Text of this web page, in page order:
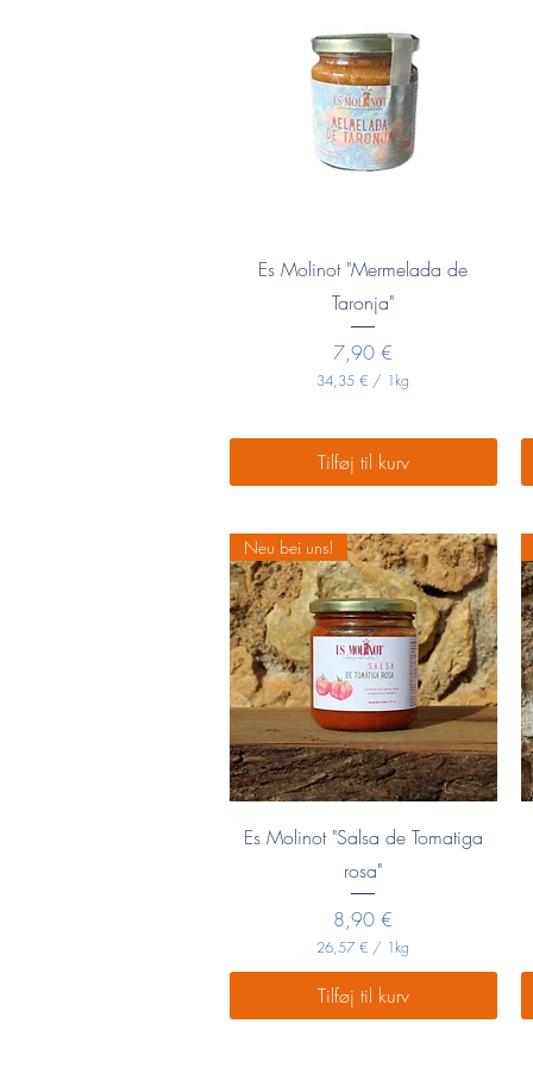
.
1
L
i
t
e
r
Hurtigvisning
Es Molinot "Mermelada de
Taronja"
Pris
7,90 €
34,35 € / 1kg
,
3
5
p
r
.
1
K
i
l
o
g
a
m
Tilføj til kurv
Hurtigvisning
Neu bei uns!
Es Molinot "Salsa de Tomatiga
rosa"
Pris
8,90 €
26,57 € / 1kg
6
,
5
Tilføj til kurv